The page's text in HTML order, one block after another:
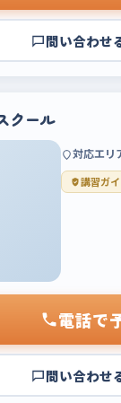
問い合わせ
クール
対応エリ
講習ガ
電話で
問い合わせ